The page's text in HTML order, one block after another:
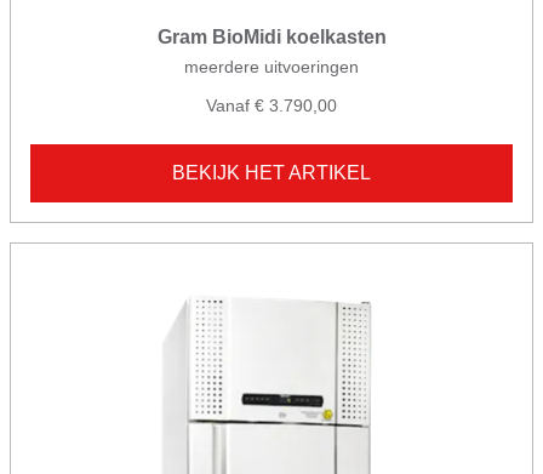
Gram BioMidi koelkasten
meerdere uitvoeringen
Vanaf € 3.790,00
BEKIJK HET ARTIKEL